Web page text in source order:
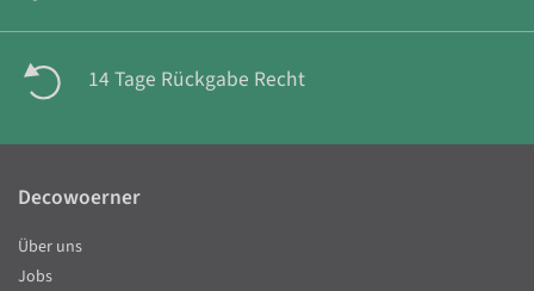
14 Tage Rückgabe Recht
Decowoerner
Über uns
Jobs